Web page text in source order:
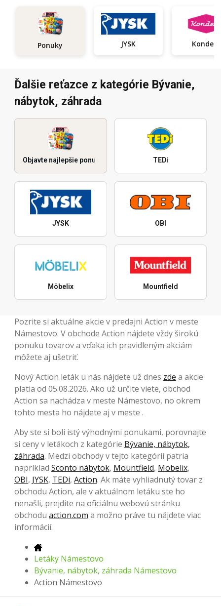
Ponuky JYSK Kondela
Ďalšie reťazce z kategórie Bývanie,
nábytok, záhrada
Objavte najlepšie ponuky TEDi
JYSK OBI
Möbelix Mountfield
Pozrite si aktuálne akcie v predajni Action v meste
Námestovo. V obchode Action nájdete vždy širokú
ponuku tovarov a vďaka ich pravidleným akciám
môžete aj ušetriť.
Nový Action leták u nás nájdete už dnes zde a akcie
platia od 05.08.2026. Ako už určite viete, obchod
Action sa nachádza v meste Námestovo, no okrem
tohto mesta ho nájdete aj v meste .
Aby ste si boli istý výhodnými ponukami, porovnajte
si ceny v letákoch z kategórie Bývanie, nábytok,
záhrada. Medzi obchody v tejto kategórii patria
napríklad Sconto nábytok, Mountfield, Möbelix,
OBI, JYSK, TEDi, Action. Ak máte vyhliadnutý tovar z
obchodu Action, ale v aktuálnom letáku ste ho
nenašli, prejdite na oficiálnu webovú stránku
obchodu action.com a možno práve tu nájdete viac
informácií.
Letáky Námestovo
Bývanie, nábytok, záhrada Námestovo
Action Námestovo